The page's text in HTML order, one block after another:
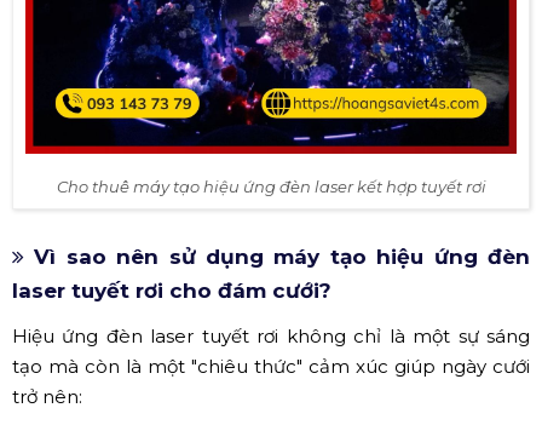
Cho thuê máy tạo hiệu ứng đèn laser kết hợp tuyết rơi
Vì sao nên sử dụng máy tạo hiệu ứng đèn
laser tuyết rơi cho đám cưới?
Hiệu ứng đèn laser tuyết rơi không chỉ là một sự sáng
tạo mà còn là một "chiêu thức" cảm xúc giúp ngày cưới
trở nên: